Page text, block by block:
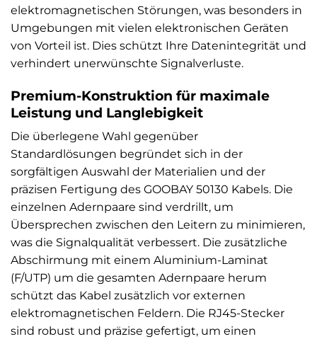
elektromagnetischen Störungen, was besonders in
Umgebungen mit vielen elektronischen Geräten
von Vorteil ist. Dies schützt Ihre Datenintegrität und
verhindert unerwünschte Signalverluste.
Premium-Konstruktion für maximale
Leistung und Langlebigkeit
Die überlegene Wahl gegenüber
Standardlösungen begründet sich in der
sorgfältigen Auswahl der Materialien und der
präzisen Fertigung des GOOBAY 50130 Kabels. Die
einzelnen Adernpaare sind verdrillt, um
Übersprechen zwischen den Leitern zu minimieren,
was die Signalqualität verbessert. Die zusätzliche
Abschirmung mit einem Aluminium-Laminat
(F/UTP) um die gesamten Adernpaare herum
schützt das Kabel zusätzlich vor externen
elektromagnetischen Feldern. Die RJ45-Stecker
sind robust und präzise gefertigt, um einen